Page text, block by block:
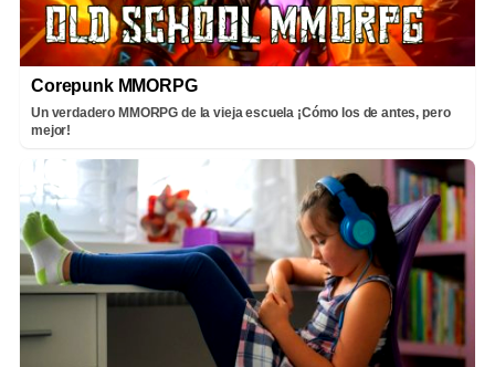
Corepunk MMORPG
Un verdadero MMORPG de la vieja escuela ¡Cómo los de antes, pero
mejor!